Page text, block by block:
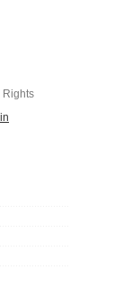
Rights